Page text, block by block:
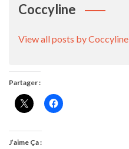
Coccyline
View all posts by Coccyline
Partager :
J’aime Ça :